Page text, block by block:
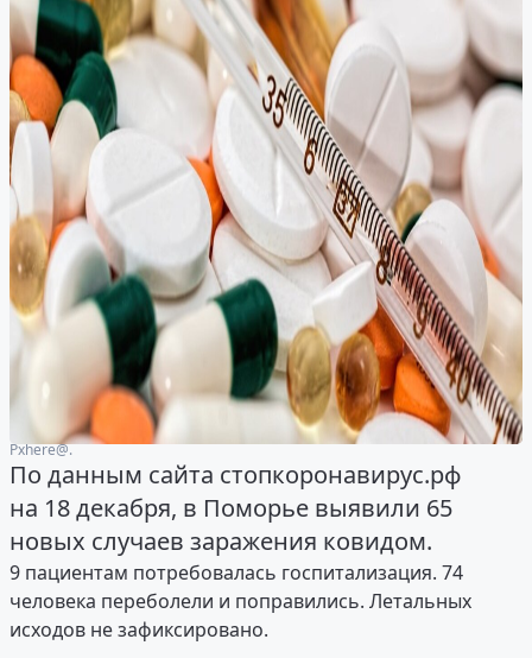
Рxhere@.
По данным сайта стопкоронавирус.рф
на 18 декабря, в Поморье выявили 65
новых случаев заражения ковидом.
9 пациентам потребовалась госпитализация. 74
человека переболели и поправились. Летальных
исходов не зафиксировано.